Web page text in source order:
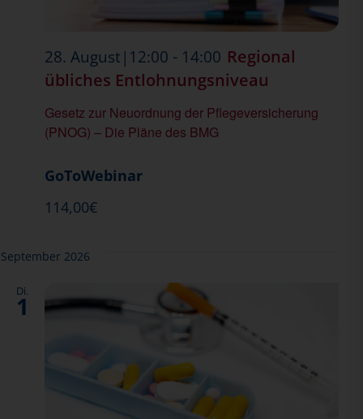
Gesetz zur Neuordnung der Pflegeversicherung
(PNOG) – Die Pläne des BMG
28. August|12:00 - 14:00 Regional
übliches Entlohnungsniveau
GoToWebinar
114,00€
September 2026
Di.
1